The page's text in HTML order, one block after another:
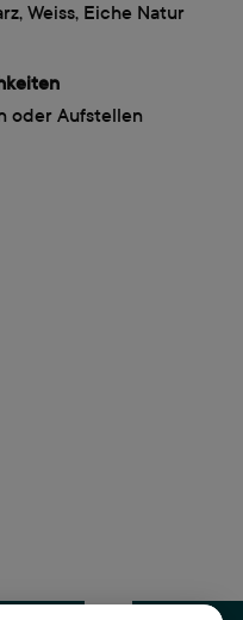
Weiss, Eiche Natur
oder Aufstellen